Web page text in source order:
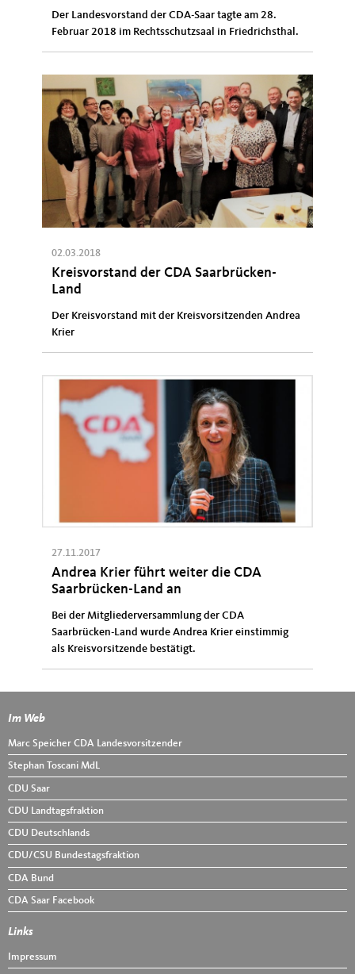
Der Landesvorstand der CDA-Saar tagte am 28.
Februar 2018 im Rechtsschutzsaal in Friedrichsthal.
02.03.2018
Kreisvorstand der CDA Saarbrücken-
Land
Der Kreisvorstand mit der Kreisvorsitzenden Andrea
Krier
27.11.2017
Andrea Krier führt weiter die CDA
Saarbrücken-Land an
Bei der Mitgliederversammlung der CDA
Saarbrücken-Land wurde Andrea Krier einstimmig
als Kreisvorsitzende bestätigt.
Fußbereich
Im Web
Marc Speicher CDA Landesvorsitzender
Stephan Toscani MdL
CDU Saar
CDU Landtagsfraktion
CDU Deutschlands
CDU/CSU Bundestagsfraktion
CDA Bund
CDA Saar Facebook
Links
Impressum